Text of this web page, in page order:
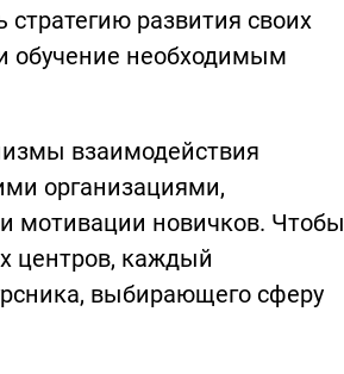
развития своих
обучение необходимым
взаимодействия
организациями,
мотивации новичков. Чтобы
центров, каждый
выбирающего сферу